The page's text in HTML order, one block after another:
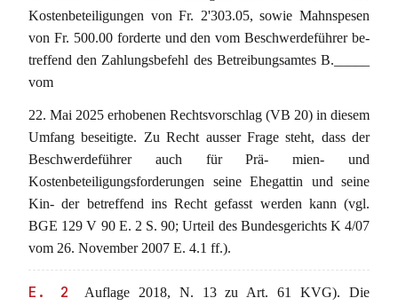
Kostenbeteiligungen von Fr. 2'303.05, sowie Mahnspesen
von Fr. 500.00 forderte und den vom Beschwerdeführer be-
treffend den Zahlungsbefehl des Betreibungsamtes B._____
vom
22. Mai 2025 erhobenen Rechtsvorschlag (VB 20) in diesem
Umfang beseitigte. Zu Recht ausser Frage steht, dass der
Beschwerdeführer auch für Prä- mien- und
Kostenbeteiligungsforderungen seine Ehegattin und seine
Kin- der betreffend ins Recht gefasst werden kann (vgl.
BGE 129 V 90 E. 2 S. 90; Urteil des Bundesgerichts K 4/07
vom 26. November 2007 E. 4.1 ff.).
E. 2
Auflage 2018, N. 13 zu Art. 61 KVG). Die